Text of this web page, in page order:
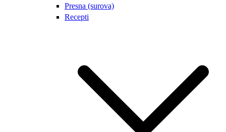
Presna (surova)
Recepti